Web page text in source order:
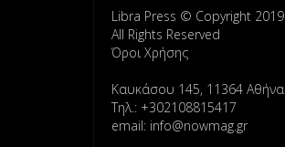
Libra Press © Copyright 2019
All Rights Reserved
Όροι Χρήσης
Καυκάσου 145, 11364 Αθήνα
Τηλ.: +302108815417
email: info@nowmag.gr